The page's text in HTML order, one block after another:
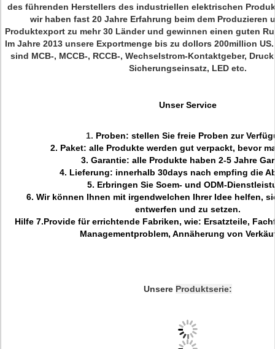
des führenden Herstellers des industriellen elektrischen
wir haben fast 20 Jahre Erfahrung beim dem Produzieren
Produktexport zu mehr 30 Länder und gewinnen einen guten
Im Jahre 2013 unsere Exportmenge bis zu dollors 200million
sind MCB-, MCCB-, RCCB-, Wechselstrom-Kontaktgeber,
Sicherungseinsatz, LED etc.
Unser Service
1. Proben: stellen Sie freie Proben zur
2. Paket: alle Produkte werden gut verpackt, bevor
3. Garantie: alle Produkte haben 2-5 Jahre
4. Lieferung: innerhalb 30days nach empfing die
5. Erbringen Sie Soem- und ODM-
6. Wir können Ihnen mit irgendwelchen Ihrer Idee helfen,
entwerfen und zu setzen.
Hilfe 7.Provide für errichtende Fabriken, wie: Ersatzteile,
Managementproblem, Annäherung von
Unsere Produktserie: